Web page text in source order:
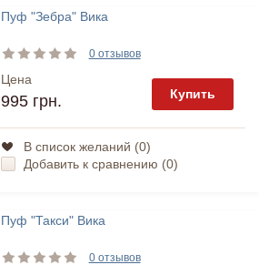
Пуф "Зебра" Вика
0 отзывов
Цена
995 грн. Купить
В список желаний (0)
Добавить к сравнению (0)
Пуф "Такси" Вика
0 отзывов